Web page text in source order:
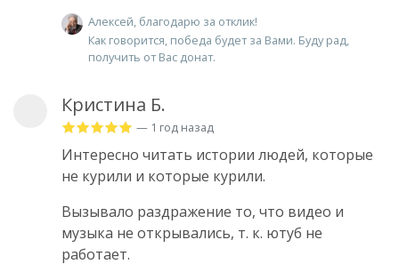
Алексей, благодарю за отклик!
Как говорится, победа будет за Вами. Буду рад,
получить от Вас донат.
Кристина Б.
— 1 год назад
Интересно читать истории людей, которые
не курили и которые курили.
Вызывало раздражение то, что видео и
музыка не открывались, т. к. ютуб не
работает.